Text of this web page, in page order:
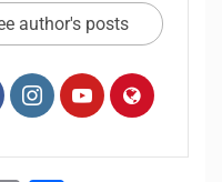
author's posts